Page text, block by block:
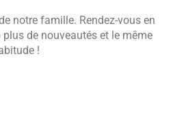
notre famille. Rendez-vous en
de nouveautés et le même
!